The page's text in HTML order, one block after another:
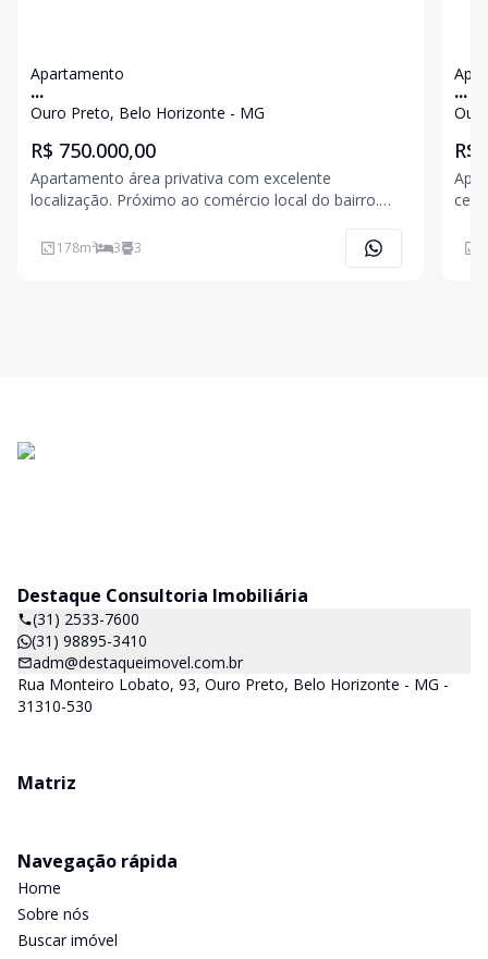
Apartamento
...
Ouro Preto, Belo Horizonte - MG
R$ 750.000,00
Apartamento área privativa com excelente
localização. Próximo ao comércio local do bairro.
de jardim, Gás canalizado, interfone, 02 vagas de
garagem em linha, box na garagem para guarda de
178m² 3 3
...
R$
Destaque Consultoria Imobiliária
(31) 2533-7600
(31) 98895-3410
adm@destaqueimovel.com.br
Rua Monteiro Lobato, 93, Ouro Preto, Belo Horizonte - MG -
31310-530
Matriz
Navegação rápida
Home
Sobre nós
Buscar imóvel